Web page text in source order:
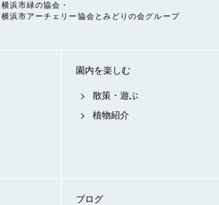
横浜市緑の協会・
横浜市アーチェリー協会とみどりの会グループ
園内を楽しむ
散策・遊ぶ
植物紹介
ブログ